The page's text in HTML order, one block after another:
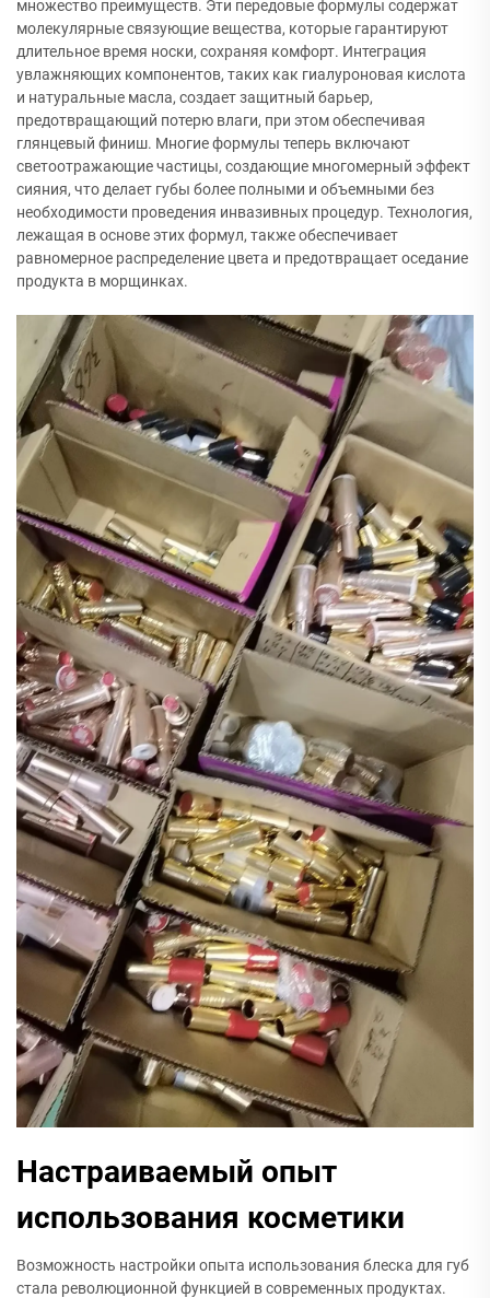
множество преимуществ. Эти передовые формулы содержат
молекулярные связующие вещества, которые гарантируют
длительное время носки, сохраняя комфорт. Интеграция
увлажняющих компонентов, таких как гиалуроновая кислота
и натуральные масла, создает защитный барьер,
предотвращающий потерю влаги, при этом обеспечивая
глянцевый финиш. Многие формулы теперь включают
светоотражающие частицы, создающие многомерный эффект
сияния, что делает губы более полными и объемными без
необходимости проведения инвазивных процедур. Технология,
лежащая в основе этих формул, также обеспечивает
равномерное распределение цвета и предотвращает оседание
продукта в морщинках.
Настраиваемый опыт
использования косметики
Возможность настройки опыта использования блеска для губ
стала революционной функцией в современных продуктах.